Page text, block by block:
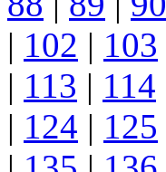
| 102 | 103
| 113 | 114
| 124 | 125